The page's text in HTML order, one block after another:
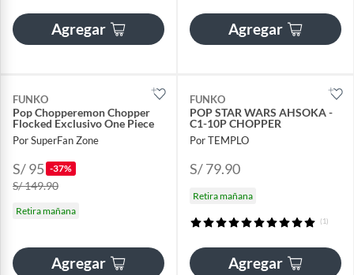
Agregar Agregar
FUNKO
Pop Chopperemon Chopper
Flocked Exclusivo One Piece
Por SuperFan Zone
S/ 95 -37%
S/ 149.90
Retira mañana
Agregar
FUNKO
POP STAR WARS AHSOKA -
C1-10P CHOPPER
Por TEMPLO
S/ 79.90
Retira mañana
(1)
Agregar